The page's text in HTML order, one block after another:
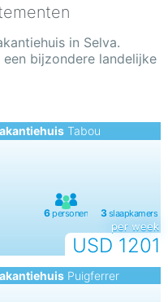
in Selva.
bijzondere landelijke
Tabou
USD 1201
per week
Puigferrer